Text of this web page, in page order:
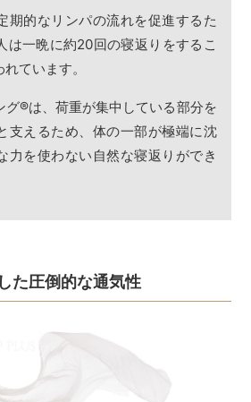
期的なリンパの流れを促進するた
は一晩に約20回の寝返りをするこ
ています。
グ®は、荷重が集中している部分を
支えるため、体の一部が極端に沈
力を使わない自然な寝返りができ
た圧倒的な通気性